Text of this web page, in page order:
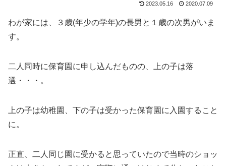
2023.05.16 2020.07.09
わが家には、３歳(年少の学年)の長男と１歳の次男がいま
す。
二人同時に保育園に申し込んだものの、上の子は落
選・・・。
上の子は幼稚園、下の子は受かった保育園に入園すること
に。
正直、二人同じ園に受かると思っていたので当時のショッ